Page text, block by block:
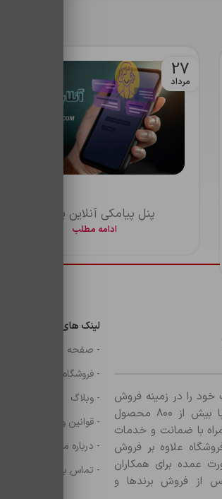
27
مرداد
پنل پیامکی آنلاین پیامک
ادامه مطلب
گنجی از سال ۱۳۹۳ فعالیت خود را در زمینه فروش
تلفن همراه، رایانه و لوازم جانبی آغاز کرده و با بیش از ۸۰۰ محصول
با ضمانت و خدمات
علاوه بر فروش
عمده برای همکاران
از فروش برندها و
لینک های مهم
- صفحه اصلی
- فروشگاه
- وبلاگ
- قوانین و مقررات
- درباره ما
- تماس با ما